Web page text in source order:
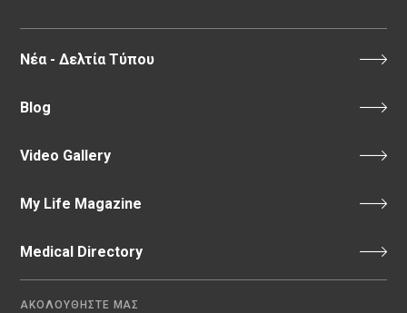
Νέα - Δελτία Τύπου
Blog
Video Gallery
My Life Magazine
Medical Directory
ΑΚΟΛΟΥΘΗΣΤΕ ΜΑΣ